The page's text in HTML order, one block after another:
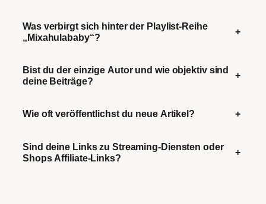
Was verbirgt sich hinter der Playlist-Reihe
„Mixahulababy“?
+
Bist du der einzige Autor und wie objektiv sind
deine Beiträge?
+
Wie oft veröffentlichst du neue Artikel? +
Sind deine Links zu Streaming-Diensten oder
Shops Affiliate-Links?
+